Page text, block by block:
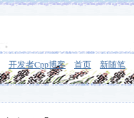
开发者Cpp博客 首页 新随笔